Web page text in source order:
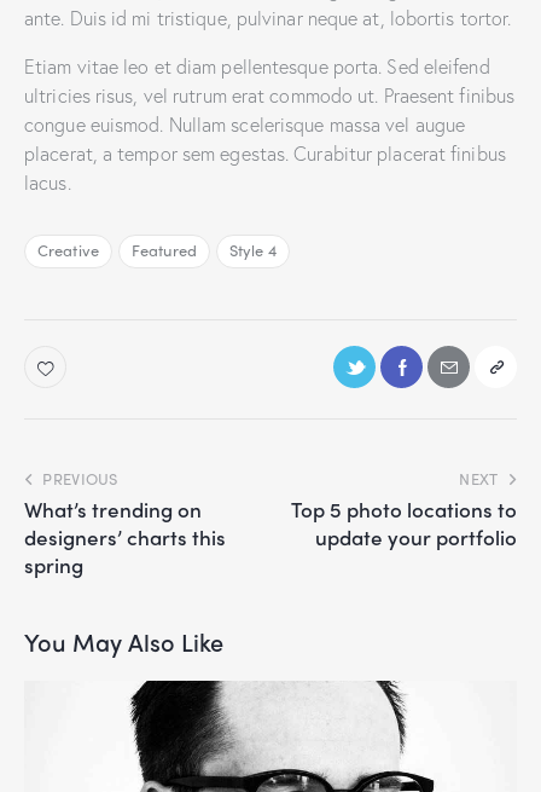
ante. Duis id mi tristique, pulvinar neque at, lobortis tortor.
Etiam vitae leo et diam pellentesque porta. Sed eleifend
ultricies risus, vel rutrum erat commodo ut. Praesent finibus
congue euismod. Nullam scelerisque massa vel augue
placerat, a tempor sem egestas. Curabitur placerat finibus
lacus.
Creative Featured Style 4
PREVIOUS
What’s trending on
designers’ charts this
spring
NEXT
Top 5 photo locations to
update your portfolio
You May Also Like